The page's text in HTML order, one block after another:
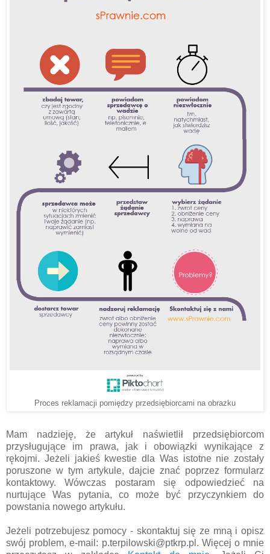
Proces reklamacji pomiędzy przedsiębiorcami na obrazku
Mam nadzieję, że artykuł naświetlił przedsiębiorcom
przysługujące im prawa, jak i obowiązki wynikające z
rękojmi. Jeżeli jakieś kwestie dla Was istotne nie zostały
poruszone w tym artykule, dajcie znać poprzez formularz
kontaktowy. Wówczas postaram się odpowiedzieć na
nurtujące Was pytania, co może być przyczynkiem do
powstania nowego artykułu.
Jeżeli potrzebujesz pomocy - skontaktuj się ze mną i opisz
swój problem, e-mail: p.terpilowski@ptkrp.pl. Więcej o mnie